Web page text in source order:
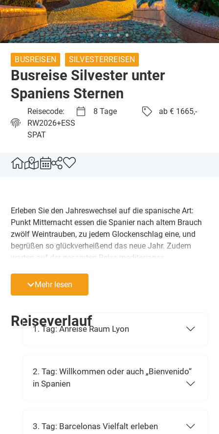
BUSREISEN SILVESTERREISEN
Busreise Silvester unter
Spaniens Sternen
Reisecode:
RW2026+ESS
SPAT
8 Tage ab € 1665,-
Erleben Sie den Jahreswechsel auf die spanische Art:
Punkt Mitternacht essen die Spanier nach altem Brauch
zwölf Weintrauben, zu jedem Glockenschlag eine, und
begrüßen so glückverheißend das neue Jahr. Zudem
warten auf der gesamten Reise mediterranes
Momente auf Sie. Entdecken Sie das pulsierende
Barcelona, die beeindruckende Bergwelt Montserrats, die
Charme.
Mehr lesen
Reiseverlauf
1. Tag: Anreise Raum Lyon
2. Tag: Willkommen oder auch „Bienvenido“
in Spanien
3. Tag: Barcelonas Vielfalt erleben